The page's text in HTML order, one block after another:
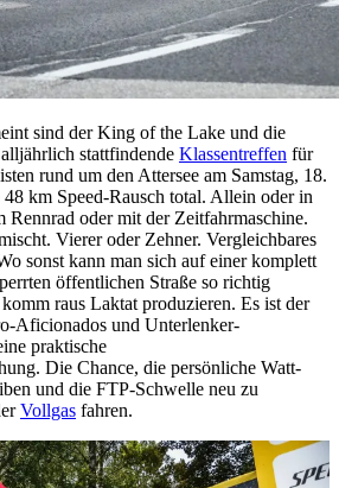
sind der King of the Lake und die
stattfindende Klassentreffen für
rund um den Attersee am Samstag, 18.
km Speed-Rausch total. Allein oder in
Rennrad oder mit der Zeitfahrmaschine.
Vierer oder Zehner. Vergleichbares
sonst kann man sich auf einer komplett
öffentlichen Straße so richtig
raus Laktat produzieren. Es ist der
Aficionados und Unterlenker-
praktische
Die Chance, die persönliche Watt-
und die FTP-Schwelle neu zu
Vollgas fahren.